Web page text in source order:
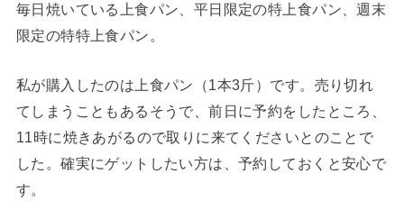
毎日焼いている上食パン、平日限定の特上食パン、週末
限定の特特上食パン。
私が購入したのは上食パン（1本3斤）です。売り切れ
てしまうこともあるそうで、前日に予約をしたところ、
11時に焼きあがるので取りに来てくださいとのことで
した。確実にゲットしたい方は、予約しておくと安心で
す。